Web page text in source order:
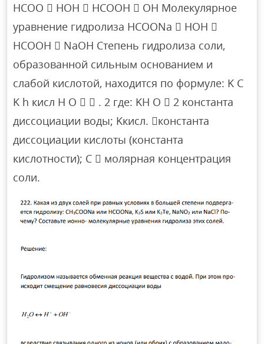
HCOO  HOH  HCOOH  OH Молекулярное
уравнение гидролиза HCOONa  HOH 
HCOOH  NaOH Степень гидролиза соли,
образованной сильным основанием и
слабой кислотой, находится по формуле: K C
K h кисл Н О   . 2 где: KН О  2 константа
диссоциации воды; Kкисл. константа
диссоциации кислоты (константа
кислотности); C  молярная концентрация
соли.